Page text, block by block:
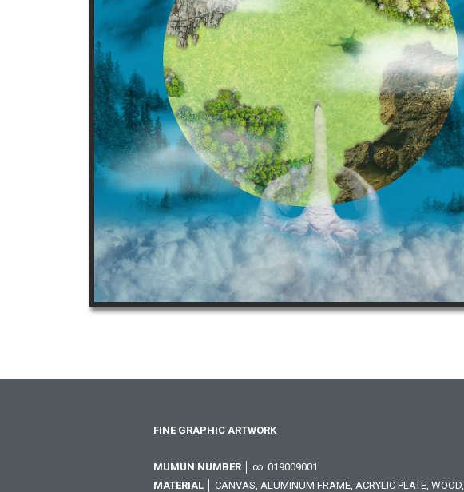
FINE GRAPHIC ARTWORK
MUMUN NUMBER │ ∞. 019009001
MATERIAL │ CANVAS, ALUMINUM FRAME, ACRYLIC PLATE, WOOD,